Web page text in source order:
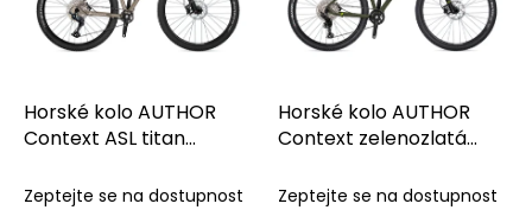
d
u
Horské kolo AUTHOR
Context ASL titan
Zeptejte se na dostupnost
Horské kolo AUTHOR
Context zelenozlatá
Zeptejte se na dostupnost